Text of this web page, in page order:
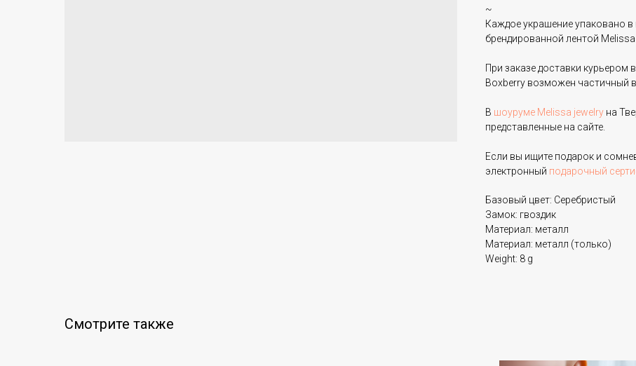
~
Каждое украшение упаковано
брендированной лентой Melissa
При заказе доставки
Boxberry возможен частичный
В шоуруме Melissa jewelry на
представленные на сайте.
Если вы ищите подарок и
электронный подарочный
Базовый цвет: Серебристый
Замок: гвоздик
Материал: металл
Материал: металл (только)
Weight: 8 g
Смотрите также